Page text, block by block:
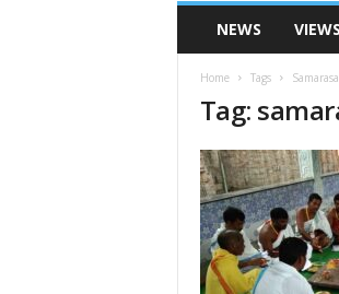
VSK
TelanganaNEWS VIEWS
Home Tags
Tag: